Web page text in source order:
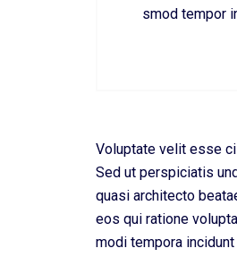
smod tempor
Voluptate velit esse
Sed ut perspiciatis
quasi architecto
eos qui ratione
modi tempora